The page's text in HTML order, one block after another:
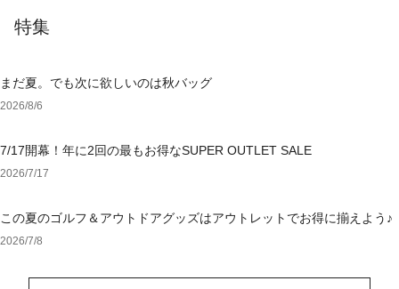
特集
まだ夏。でも次に欲しいのは秋バッグ
2026/8/6
7/17開幕！年に2回の最もお得なSUPER OUTLET SALE
2026/7/17
この夏のゴルフ＆アウトドアグッズはアウトレットでお得に揃えよう♪
2026/7/8